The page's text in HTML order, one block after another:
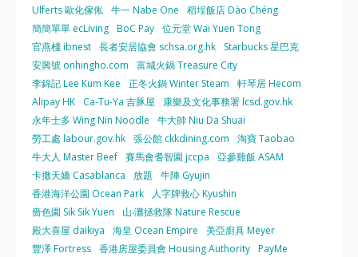
Ulferts 歐化傢俬 牛一 Nabe One
稻埕飯店 Dào Chéng
簡簡單單 ecLiving BoC Pay 位元堂 Wai Yuen Tong
官燕棧 ibnest 長者安居協會 schsa.org.hk
Starbucks 星巴克
安興號 onhingho.com
富城火鍋 Treasure City
李錦記 Lee Kum Kee
正冬火鍋 Winter Steam
軒琴居 Hecom
Alipay HK
Ca-Tu-Ya 吉豚屋
康樂及文化事務署 lcsd.gov.hk
永年士多 Wing Nin Noodle
牛大帥 Niu Da Shuai
勞工處 labour.gov.hk 張公館 ckkdining.com
淘寶 Taobao
牛大人 Master Beef 賽馬會耆智園 jccpa
亞參雞飯 ASAM
卡撒天嬌 Casablanca
放題
牛陣 Gyujin
香港海洋公園 Ocean Park
人字牌救心 Kyushin
嗇色園 Sik Sik Yuen
山‧灘拯救隊 Nature Rescue
殿大喜屋 daikiya
海皇 Ocean Empire
美亞廚具 Meyer
豐澤 Fortress 香港房屋委員會 Housing Authority PayMe